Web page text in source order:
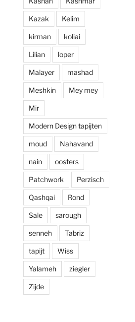
prijzen. Al met al
een zeer positieve
ervaring en zou
deze zaak aan
iedereen aan
willen raden.
Kazak Kelim
kirman koliai
Lilian loper
Malayer mashad
Meshkin Mey mey
Mir
Modern Design tapijten
moud Nahavand
nain oosters
Patchwork Perzisch
Qashqai Rond
Sale sarough
senneh Tabriz
tapijt Wiss
Yalameh ziegler
Zijde